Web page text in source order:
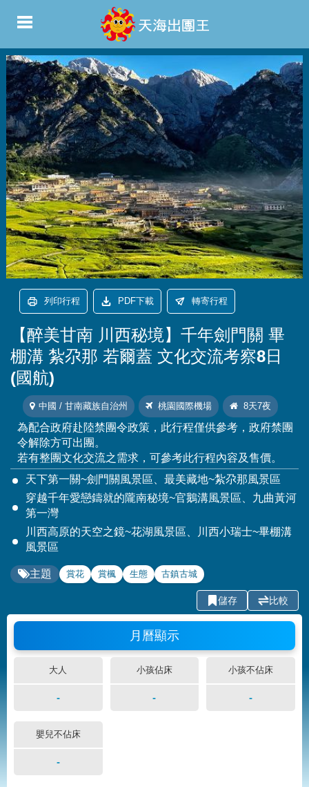
列印行程 PDF下載 轉寄行程
【醉美甘南 川西秘境】千年劍門關 畢
棚溝 紮尕那 若爾蓋 文化交流考察8日
(國航)
中國 / 甘南藏族自治州 桃園國際機場 8天7夜
為配合政府赴陸禁團令政策，此行程僅供參考，政府禁團
令解除方可出團。
若有整團文化交流之需求，可參考此行程內容及售價。
天下第一關~劍門關風景區、最美藏地~紮尕那風景區
穿越千年愛戀鑄就的隴南秘境~官鵝溝風景區、九曲黃河
第一灣
川西高原的天空之鏡~花湖風景區、川西小瑞士~畢棚溝
風景區
主題 賞花 賞楓 生態 古鎮古城
儲存 比較
月曆顯示
大人 小孩佔床 小孩不佔床
- - -
嬰兒不佔床
-